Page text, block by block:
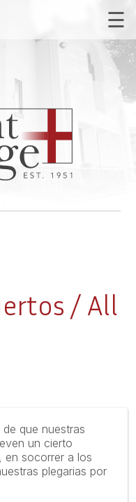
☰
/ All
que nuestras
un cierto
en socorrer a los
plegarias por